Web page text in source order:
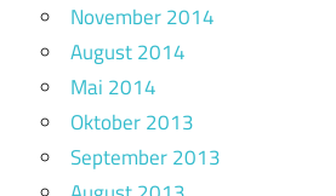
November 2014
August 2014
Mai 2014
Oktober 2013
September 2013